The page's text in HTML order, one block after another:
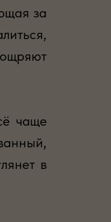
за
чаще
в